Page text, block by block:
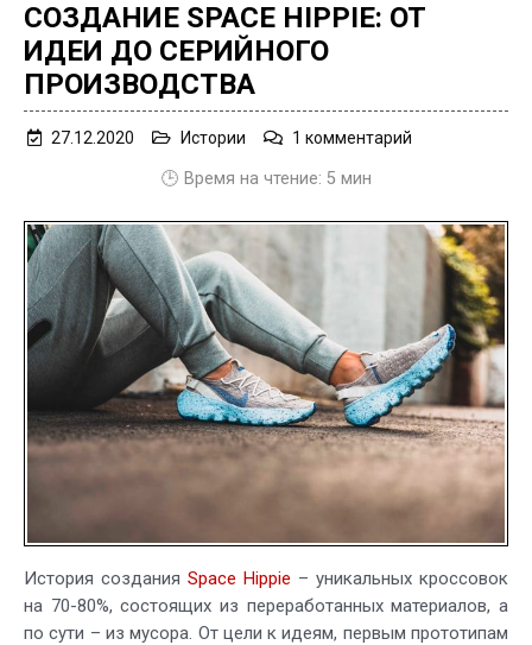
СОЗДАНИЕ SPACE HIPPIE: ОТ
ИДЕИ ДО СЕРИЙНОГО
ПРОИЗВОДСТВА
27.12.2020 Истории 1 комментарий
Hippie:
серийного
производства
🕒 Время на чтение: 5 мин
История создания Space Hippie – уникальных кроссовок
на 70-80%, состоящих из переработанных материалов, а
по сути – из мусора. От цели к идеям, первым прототипам